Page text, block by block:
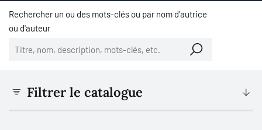
Rechercher un ou des mots-clés ou par nom d'autrice
ou d'auteur
Filtrer le catalogue